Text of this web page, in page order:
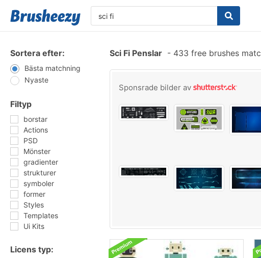
Sortera efter:
Bästa matchning
Nyaste
Filtyp
borstar
Actions
PSD
Mönster
gradienter
strukturer
symboler
former
Styles
Templates
Ui Kits
Licens typ:
Sci Fi Penslar - 433 free brushes
Sponsrade bilder av